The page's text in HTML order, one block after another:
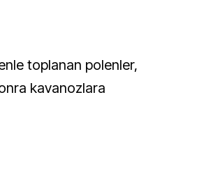
toplanan polenler,
kavanozlara